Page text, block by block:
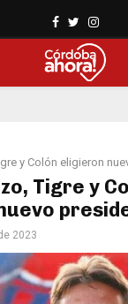
Facebook
Twitter
y Colón eligieron
Tigre y
2023